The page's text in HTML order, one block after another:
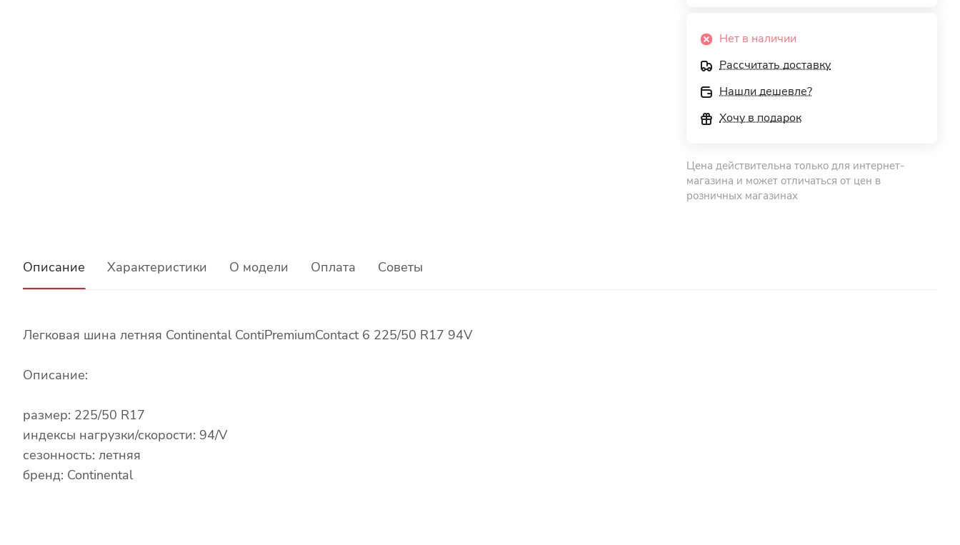
Нет в наличии
Рассчитать доставку
Нашли дешевле?
Хочу в подарок
Цена действительна только для интернет-
магазина и может отличаться от цен в
розничных магазинах
Описание Характеристики О модели Оплата Советы
Легковая шина летняя Continental ContiPremiumContact 6 225/50 R17 94V
Описание:
размер: 225/50 R17
индексы нагрузки/скорости: 94/V
сезонность: летняя
бренд: Continental